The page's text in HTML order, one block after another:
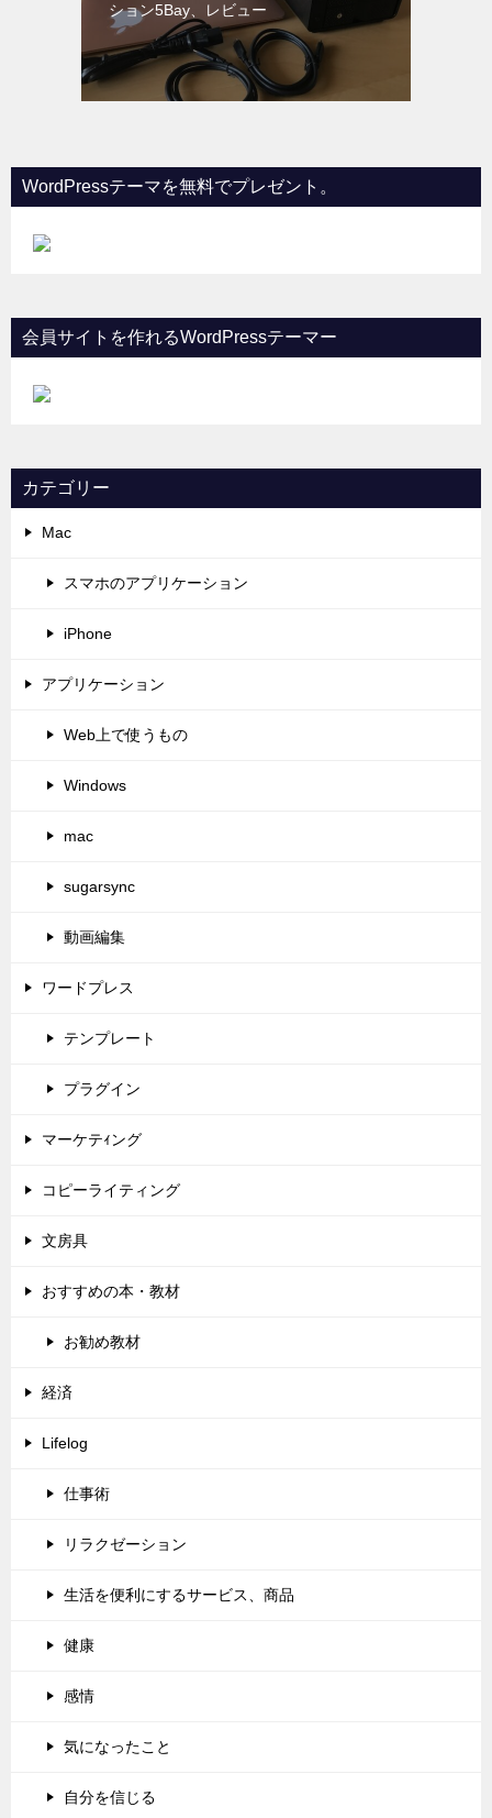
ション5Bay、レビュー
WordPressテーマを無料でプレゼント。
会員サイトを作れるWordPressテーマー
カテゴリー
Mac
スマホのアプリケーション
iPhone
アプリケーション
Web上で使うもの
Windows
mac
sugarsync
動画編集
ワードプレス
テンプレート
プラグイン
マーケテｨング
コピーライティング
文房具
おすすめの本・教材
お勧め教材
経済
Lifelog
仕事術
リラクゼーション
生活を便利にするサービス、商品
健康
感情
気になったこと
自分を信じる